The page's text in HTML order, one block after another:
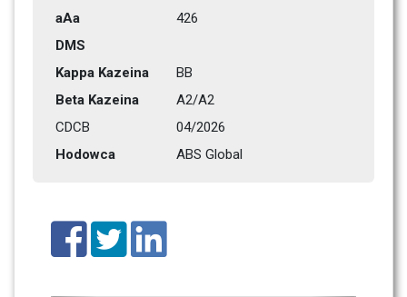
aAa
426
DMS
Kappa Kazeina
BB
Beta Kazeina
A2/A2
CDCB
04/2026
Hodowca
ABS Global